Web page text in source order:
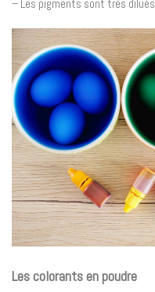
– Les pigments sont très dilués.
Les colorants en poudre